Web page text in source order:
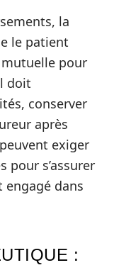
la
le patient
mutuelle pour
doit
conserver
après
exiger
pour s’assurer
dans
: